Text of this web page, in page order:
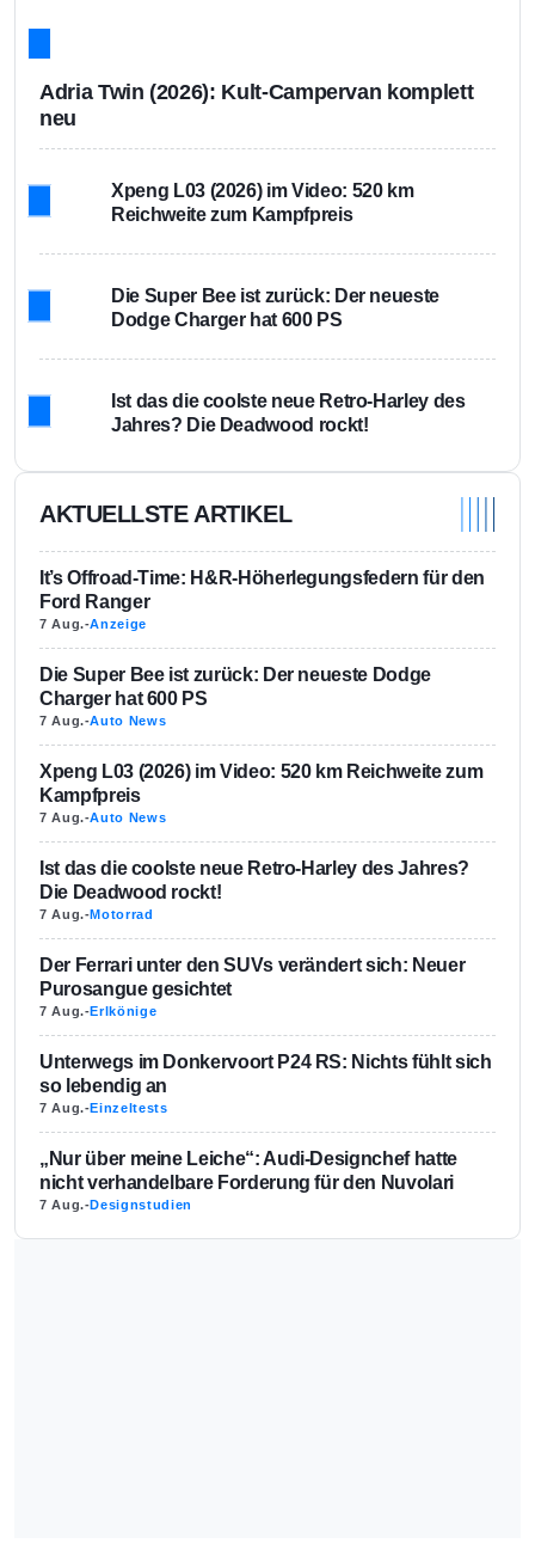
Adria Twin (2026): Kult-Campervan komplett
neu
Xpeng L03 (2026) im Video: 520 km
Reichweite zum Kampfpreis
Die Super Bee ist zurück: Der neueste
Dodge Charger hat 600 PS
Ist das die coolste neue Retro-Harley des
Jahres? Die Deadwood rockt!
AKTUELLSTE ARTIKEL
It’s Offroad-Time: H&R-Höherlegungsfedern für den
Ford Ranger
7 Aug.-Anzeige
Die Super Bee ist zurück: Der neueste Dodge
Charger hat 600 PS
7 Aug.-Auto News
Xpeng L03 (2026) im Video: 520 km Reichweite zum
Kampfpreis
7 Aug.-Auto News
Ist das die coolste neue Retro-Harley des Jahres?
Die Deadwood rockt!
7 Aug.-Motorrad
Der Ferrari unter den SUVs verändert sich: Neuer
Purosangue gesichtet
7 Aug.-Erlkönige
Unterwegs im Donkervoort P24 RS: Nichts fühlt sich
so lebendig an
7 Aug.-Einzeltests
„Nur über meine Leiche“: Audi-Designchef hatte
nicht verhandelbare Forderung für den Nuvolari
7 Aug.-Designstudien